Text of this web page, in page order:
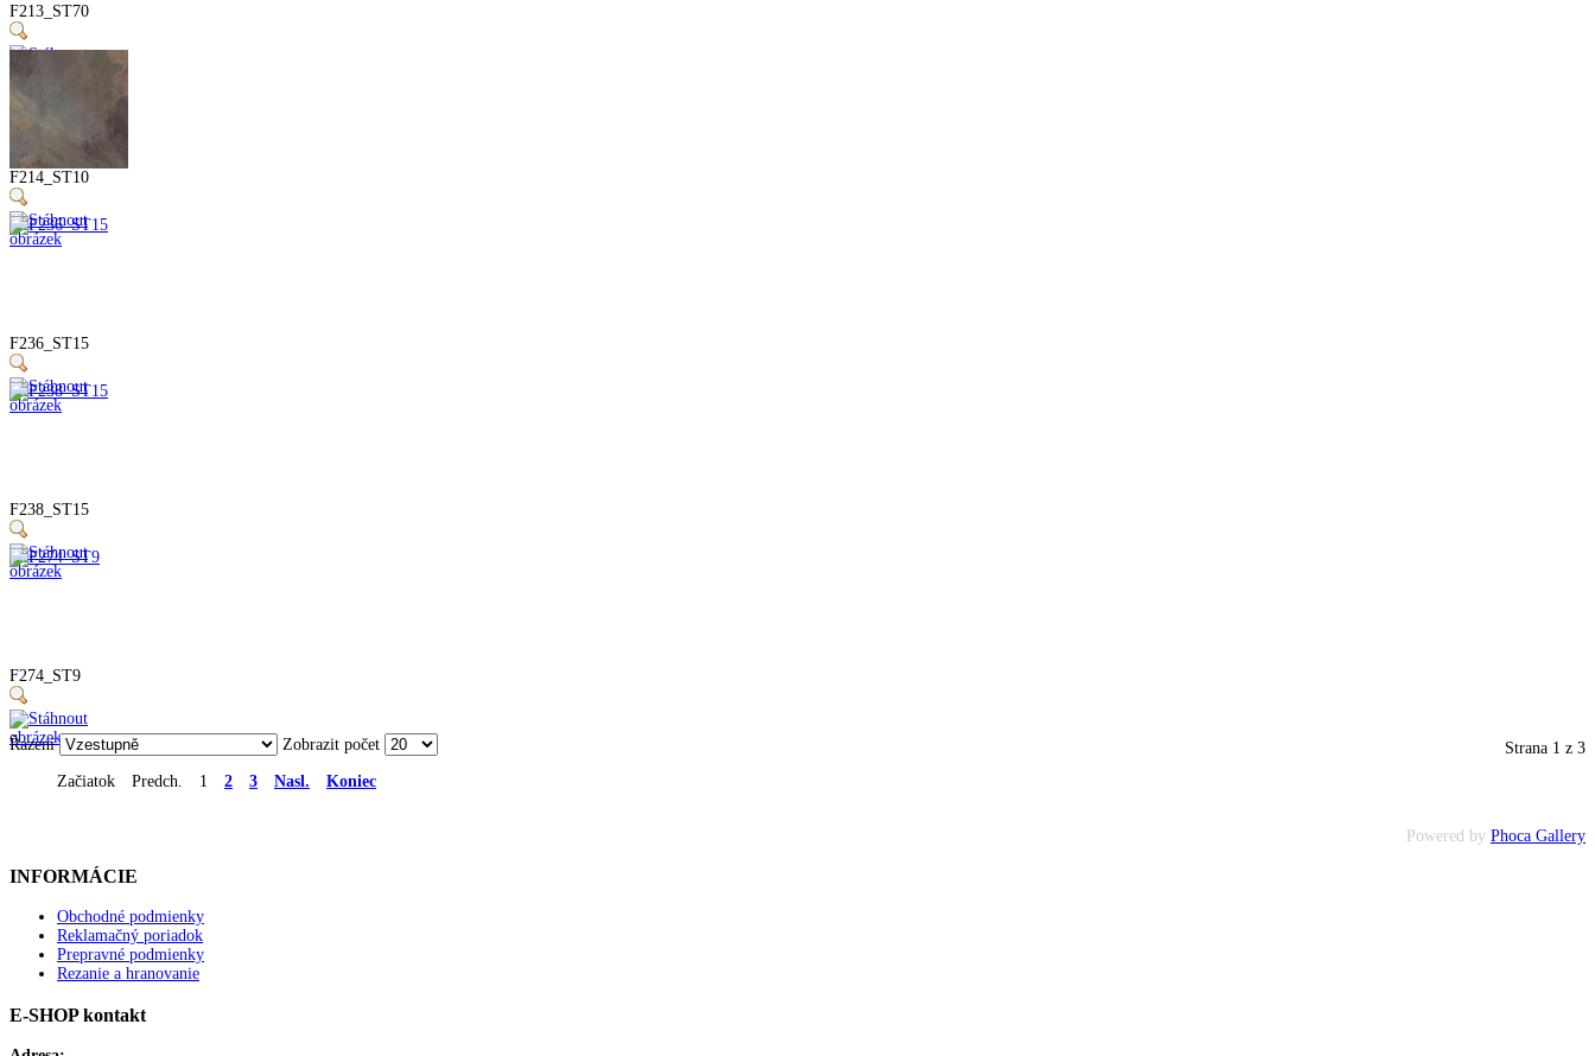
F213_ST70
F214_ST10
F236_ST15
F238_ST15
F274_ST9
Řazení Zobrazit počet
Strana 1 z 3
Začiatok
Predch. 1 2 3 Nasl. Koniec
Powered by Phoca Gallery
INFORMÁCIE
Obchodné podmienky
Reklamačný poriadok
Prepravné podmienky
Rezanie a hranovanie
E-SHOP kontakt